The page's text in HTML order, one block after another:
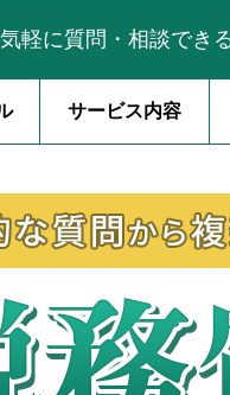
に質問・相談できる
サービス内容